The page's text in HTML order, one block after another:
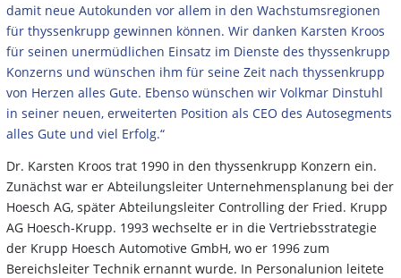
damit neue Autokunden vor allem in den Wachstumsregionen
für thyssenkrupp gewinnen können. Wir danken Karsten Kroos
für seinen unermüdlichen Einsatz im Dienste des thyssenkrupp
Konzerns und wünschen ihm für seine Zeit nach thyssenkrupp
von Herzen alles Gute. Ebenso wünschen wir Volkmar Dinstuhl
in seiner neuen, erweiterten Position als CEO des Autosegments
alles Gute und viel Erfolg.“
Dr. Karsten Kroos trat 1990 in den thyssenkrupp Konzern ein.
Zunächst war er Abteilungsleiter Unternehmensplanung bei der
Hoesch AG, später Abteilungsleiter Controlling der Fried. Krupp
AG Hoesch-Krupp. 1993 wechselte er in die Vertriebsstrategie
der Krupp Hoesch Automotive GmbH, wo er 1996 zum
Bereichsleiter Technik ernannt wurde. In Personalunion leitete